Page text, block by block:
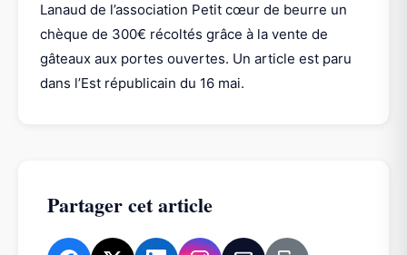
Lanaud de l’association Petit cœur de beurre un
chèque de 300€ récoltés grâce à la vente de
gâteaux aux portes ouvertes. Un article est paru
dans l’Est républicain du 16 mai.
Partager cet article